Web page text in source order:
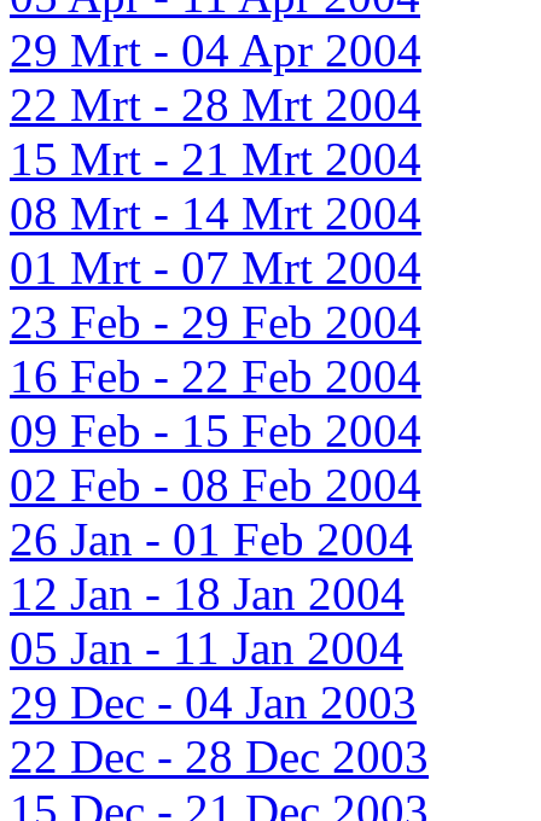
29 Mrt - 04 Apr 2004
22 Mrt - 28 Mrt 2004
15 Mrt - 21 Mrt 2004
08 Mrt - 14 Mrt 2004
01 Mrt - 07 Mrt 2004
23 Feb - 29 Feb 2004
16 Feb - 22 Feb 2004
09 Feb - 15 Feb 2004
02 Feb - 08 Feb 2004
26 Jan - 01 Feb 2004
12 Jan - 18 Jan 2004
05 Jan - 11 Jan 2004
29 Dec - 04 Jan 2003
22 Dec - 28 Dec 2003
15 Dec - 21 Dec 2003